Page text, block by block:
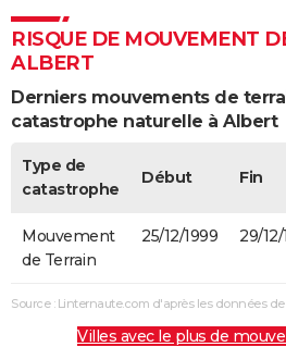
RISQUE DE MOUVEMENT
ALBERT
Derniers mouvements de
catastrophe naturelle à Albert
Type de
catastrophe
Début Fin
Mouvement
de Terrain
25/12/1999 29/
Source : Linternaute.com d'après les données de
Villes avec le plus de